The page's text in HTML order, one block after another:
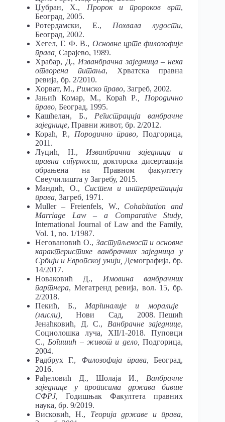
Џубран, Х., Пророк и пророков врт,
Београд, 2005.
Ротердамски, Е., Похвала лудости,
Београд, 2002.
Хегел, Г. Ф. В., Основне црте филозофије
права, Сарајево, 1989.
Храбар, Д., Изванбрачна заједница– нека
отворена питања, Хрватска правна
ревија, бр. 2/2010.
Хорват, М., Римско право, Загреб, 2002.
Јањић Комар, М., Кораћ Р., Породично
право, Београд, 1995.
Кашћелан, Б., Регистрација ванбрачне
заједнице, Правни живот, бр. 2/2012.
Кораћ, Р., Породично право, Подгорица,
2011.
Луцић, Н., Изванбрачна заједницаи
правна сигурност, докторска дисертација
обрањена на Правном факултету
Свеучилишта у Загребу, 2015.
Мандић, О., Систем и интерпретација
права, Загреб, 1971.
Muller – Freienfels, W., Cohabitation and
Marriage Law – a Comparative Study,
International Journal of Law and the Family,
Vol. 1, no. 1/1987.
Неговановић О., Заступљеност и основне
карактеристике ванбрачних заједница у
Србији и Европској унији, Демографија, бр.
14/2017.
Новаковић Д., Имовина ванбрачних
партнера, Мегатренд ревија, вол. 15, бр.
2/2018.
Пекић, Б., Маргиналијеи моралије
(мисли),Нови Сад, 2008. Пешић
Јенаћковић, Д. С., Ванбрачне заједнице,
Социолошка луча, XII/1-2018. Пуповци
С., Богишић – живот и дело,Подгорица,
2004.
Радбрух Г., Филозофија права,Београд,
2016.
Рађеловић Д., Шолаја И., Ванбрачне
заједнице у прописима држава бивше
СФРЈ, Годишњак Факултета правних
наука, бр. 9/2019.
Висковић, Н., Теорија државе и права,